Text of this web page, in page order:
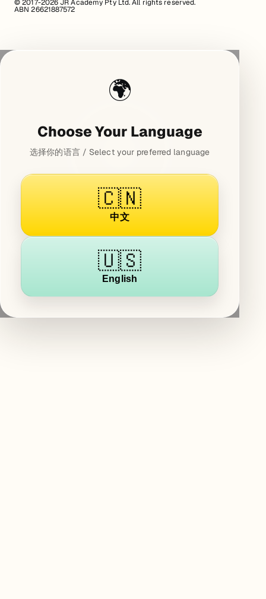
© 2017-2026 JR Academy Pty Ltd. All rights reserved.
ABN 26621887572
🌍
Choose Your Language
选择你的语言 / Select your preferred language
🇨🇳
中文
🇺🇸
English